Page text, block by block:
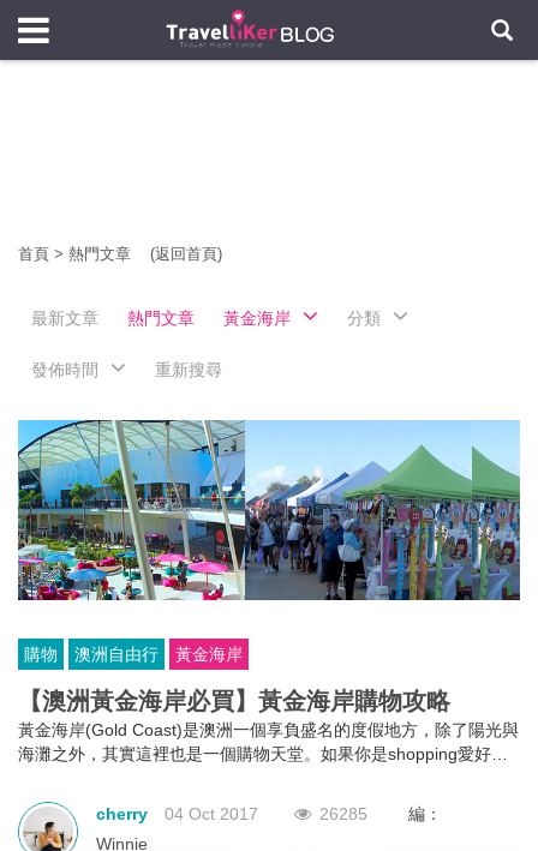
首頁 > 熱門文章 (返回首頁)
最新文章 熱門文章 黃金海岸 分類
發佈時間 重新搜尋
購物 澳洲自由行 黃金海岸
【澳洲黃金海岸必買】黃金海岸購物攻略
黃金海岸(Gold Coast)是澳洲一個享負盛名的度假地方，除了陽光與
海灘之外，其實這裡也是一個購物天堂。如果你是shopping愛好
了！
cherry 04 Oct 2017 26285
編：
Winnie